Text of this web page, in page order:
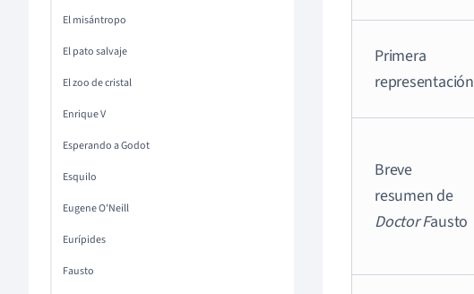
El misántropo
El pato salvaje
El zoo de cristal
Enrique V
Esperando a Godot
Esquilo
Eugene O'Neill
Eurípides
Fausto
Primera
representación
Breve
resumen de
Doctor Fausto